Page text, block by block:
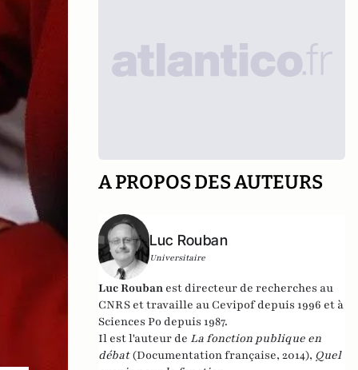
A PROPOS DES AUTEURS
Luc Rouban
Universitaire
Luc Rouban est directeur de recherches au
CNRS et travaille au Cevipof depuis 1996 et à
Sciences Po depuis 1987.
Il est l'auteur de La fonction publique en
débat(Documentation française, 2014), Quel